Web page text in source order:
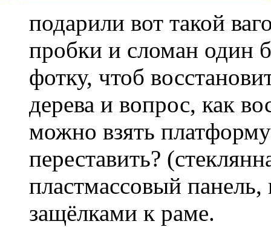
подарили вот такой
пробки и сломан один
фотку, чтоб
дерева и вопрос, как
можно взять
переставить?
пластмассовый панель,
защёлками к раме.